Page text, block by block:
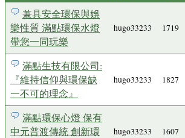
兼具安全環保與娛
樂性質 滿點環保水燈
帶您一同玩樂
hugo33233 1719
滿點生技有限公司:
『維持信仰與環保缺
一不可的理念』
hugo33233 1827
滿點環保心燈 保有
中元普渡傳統 創新環
hugo33233 1607